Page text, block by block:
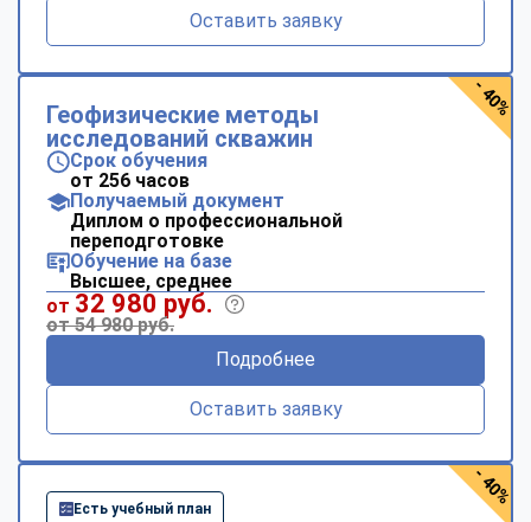
Оставить заявку
Геофизические методы
исследований скважин
Срок обучения
от 256 часов
Получаемый документ
Диплом о профессиональной
переподготовке
Обучение на базе
Высшее, среднее
от 32 980 руб.
от 54 980 руб.
Подробнее
Оставить заявку
- 40%
Есть учебный план
- 40%